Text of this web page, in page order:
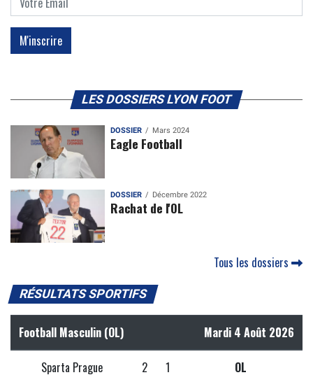
LES DOSSIERS LYON FOOT
DOSSIER Mars 2024
Eagle Football
DOSSIER Décembre 2022
Rachat de l'OL
Tous les dossiers
RÉSULTATS SPORTIFS
Football Masculin (OL) Mardi 4 Août 2026
Sparta Prague 2 1 OL